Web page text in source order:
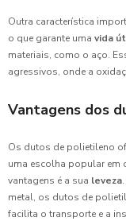
Outra característica
o que garante uma vida
materiais, como o aço.
agressivos, onde a
Vantagens dos
Os dutos de polietileno
uma escolha popular em
vantagens é a sua leveza
metal, os dutos de
facilita o transporte e a